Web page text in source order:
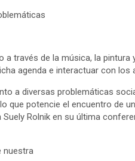
través de la música, la
agenda e interactuar con los
a diversas problemáticas
que potencie el encuentro de
Rolnik en su última
nuestra